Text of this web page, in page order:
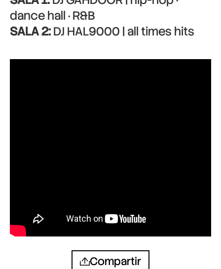
dance hall · R&B
SALA 2:DJ HAL9000 | all times hits
Compartir